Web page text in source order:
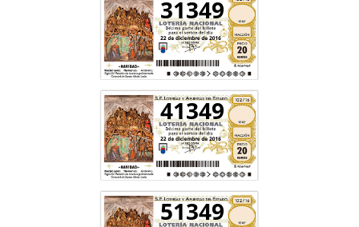
31349
41349
51349